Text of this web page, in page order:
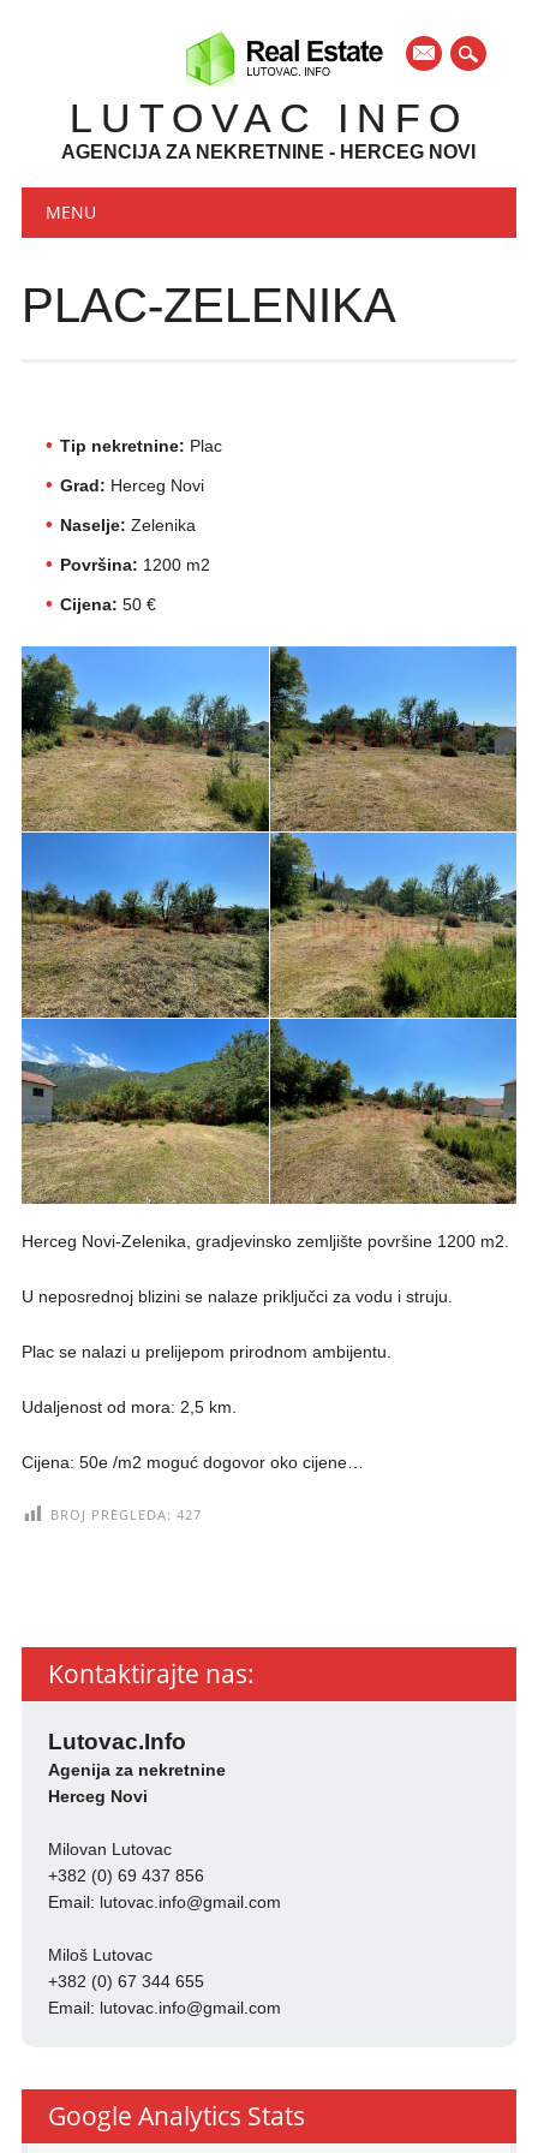
mail
LUTOVAC INFO
AGENCIJA ZA NEKRETNINE - HERCEG NOVI
Main menu
MENU
PLAC-ZELENIKA
Tip nekretnine: Plac
Grad: Herceg Novi
Naselje: Zelenika
Površina: 1200 m2
Cijena: 50 €
Herceg Novi-Zelenika, gradjevinsko zemljište površine 1200 m2.
U neposrednoj blizini se nalaze priključci za vodu i struju.
Plac se nalazi u prelijepom prirodnom ambijentu.
Udaljenost od mora: 2,5 km.
Cijena: 50e /m2 moguć dogovor oko cijene…
BROJ PREGLEDA: 427
Kontaktirajte nas:
Lutovac.Info
Agenija za nekretnine
Herceg Novi
Milovan Lutovac
+382 (0) 69 437 856
Email: lutovac.info@gmail.com
Miloš Lutovac
+382 (0) 67 344 655
Email: lutovac.info@gmail.com
Google Analytics Stats